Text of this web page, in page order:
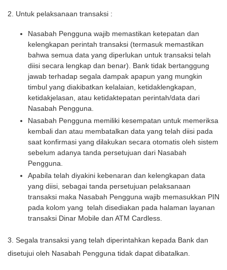
2. Untuk pelaksanaan transaksi :
Nasabah Pengguna wajib memastikan ketepatan dan
kelengkapan perintah transaksi (termasuk memastikan
bahwa semua data yang diperlukan untuk transaksi telah
diisi secara lengkap dan benar). Bank tidak bertanggung
jawab terhadap segala dampak apapun yang mungkin
timbul yang diakibatkan kelalaian, ketidaklengkapan,
ketidakjelasan, atau ketidaktepatan perintah/data dari
Nasabah Pengguna.
Nasabah Pengguna memiliki kesempatan untuk memeriksa
kembali dan atau membatalkan data yang telah diisi pada
saat konfirmasi yang dilakukan secara otomatis oleh sistem
sebelum adanya tanda persetujuan dari Nasabah
Pengguna.
Apabila telah diyakini kebenaran dan kelengkapan data
yang diisi, sebagai tanda persetujuan pelaksanaan
transaksi maka Nasabah Pengguna wajib memasukkan PIN
pada kolom yang telah disediakan pada halaman layanan
transaksi Dinar Mobile dan ATM Cardless.
3. Segala transaksi yang telah diperintahkan kepada Bank dan
disetujui oleh Nasabah Pengguna tidak dapat dibatalkan.